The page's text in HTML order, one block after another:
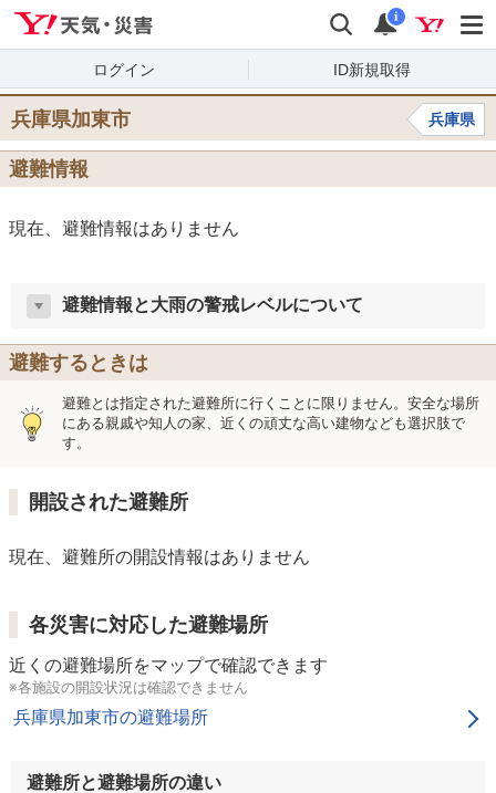
検索 通知
i
ログイン ID新規取得
兵庫県加東市 兵庫県
避難情報
現在、避難情報はありません
避難情報と大雨の警戒レベルについて
避難するときは
避難とは指定された避難所に行くことに限りません。安全な場所
にある親戚や知人の家、近くの頑丈な高い建物なども選択肢で
す。
開設された避難所
現在、避難所の開設情報はありません
各災害に対応した避難場所
近くの避難場所をマップで確認できます
※各施設の開設状況は確認できません
兵庫県加東市の避難場所
避難所と避難場所の違い